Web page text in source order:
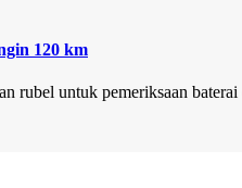
120 km
untuk pemeriksaan